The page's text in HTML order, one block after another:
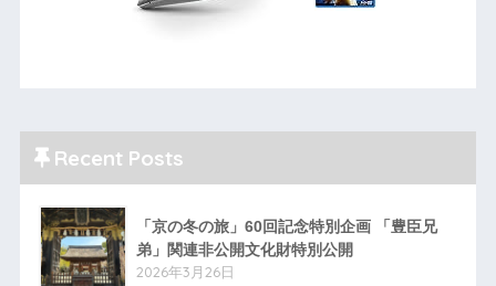
Recent Posts
「京の冬の旅」60回記念特別企画 「豊臣兄
弟」関連非公開文化財特別公開
2026年3月26日